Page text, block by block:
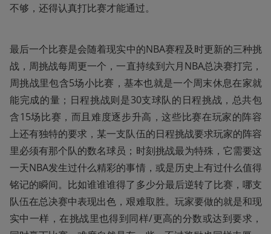
不够，还得认真打比赛才能通过。
最后一个比赛是会随着现实中的NBA赛程及时更新的三种挑
战，周挑战每周更一个，一直持续到六月NBA总决赛打完，
周挑战里包含5场小比赛，基本也就是一个周末休息在家就
能完成的量；日程挑战则是30支球队的日程挑战，总共包
含15场比赛，而且难度逐步升高，这些比赛在玩家的阵容
上还有独特的要求，某一支队伍的日程挑战要求玩家的阵容
里必须有那个队的数名球员；时刻挑战最为特殊，它需要这
一天NBA发生过什么精彩的事情，或是历史上有过什么值得
铭记的瞬间。比如谁谁谁得了多少分最后逆转了比赛，哪支
队伍在总决赛中表现出色，艰难取胜。玩家要做的就是和现
实中一样，在挑战里也得到同样/更高的分数或达到要求，